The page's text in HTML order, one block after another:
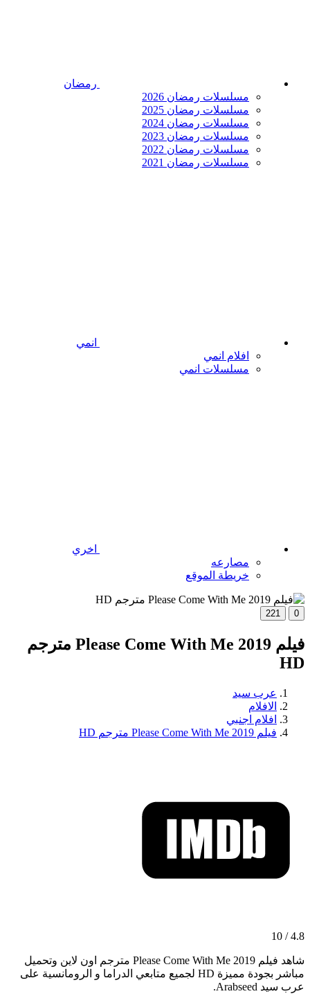
رمضان
مسلسلات رمضان 2026
مسلسلات رمضان 2025
مسلسلات رمضان 2024
مسلسلات رمضان 2023
مسلسلات رمضان 2022
مسلسلات رمضان 2021
انمي
افلام انمي
مسلسلات انمي
اخري
مصارعه
خريطة الموقع
0
221
فيلم Please Come With Me 2019 مترجم
HD
عرب سيد
الافلام
افلام اجنبي
فيلم Please Come With Me 2019 مترجم HD
4.8 / 10
شاهد فيلم Please Come With Me 2019 مترجم اون لاين وتحميل
مباشر بجودة مميزة HD لجميع متابعي الدراما و الرومانسية على
عرب سيد Arabseed.